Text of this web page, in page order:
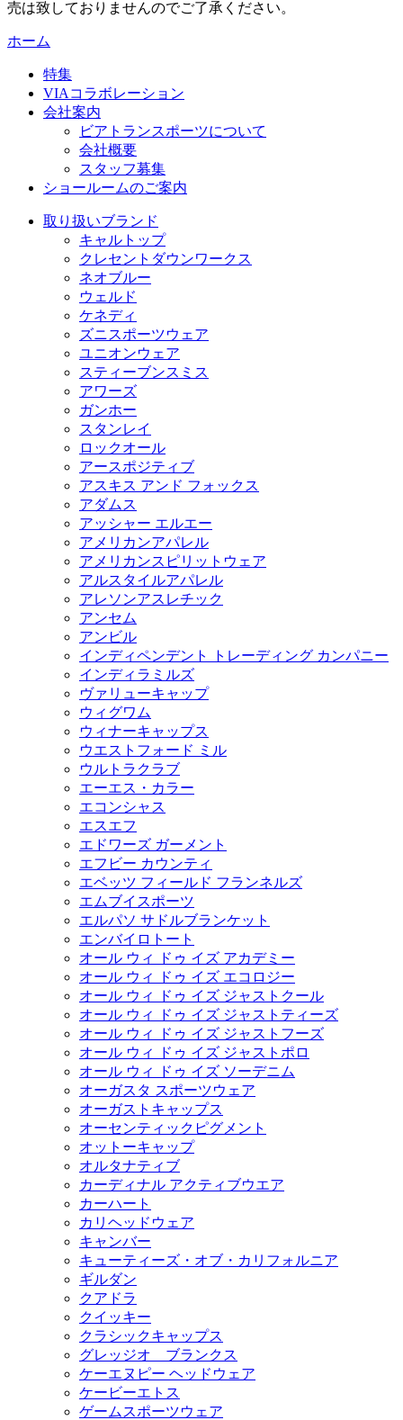
売は致しておりませんのでご了承ください。
ホーム
特集
VIAコラボレーション
会社案内
ビアトランスポーツについて
会社概要
スタッフ募集
ショールームのご案内
取り扱いブランド
キャルトップ
クレセントダウンワークス
ネオブルー
ウェルド
ケネディ
ズニスポーツウェア
ユニオンウェア
スティーブンスミス
アワーズ
ガンホー
スタンレイ
ロックオール
アースポジティブ
アスキス アンド フォックス
アダムス
アッシャー エルエー
アメリカンアパレル
アメリカンスピリットウェア
アルスタイルアパレル
アレソンアスレチック
アンセム
アンビル
インディペンデント トレーディング カンパニー
インディラミルズ
ヴァリューキャップ
ウィグワム
ウィナーキャップス
ウエストフォード ミル
ウルトラクラブ
エーエス・カラー
エコンシャス
エスエフ
エドワーズ ガーメント
エフビー カウンティ
エベッツ フィールド フランネルズ
エムブイスポーツ
エルパソ サドルブランケット
エンバイロトート
オール ウィ ドゥ イズ アカデミー
オール ウィ ドゥ イズ エコロジー
オール ウィ ドゥ イズ ジャストクール
オール ウィ ドゥ イズ ジャストティーズ
オール ウィ ドゥ イズ ジャストフーズ
オール ウィ ドゥ イズ ジャストポロ
オール ウィ ドゥ イズ ソーデニム
オーガスタ スポーツウェア
オーガストキャップス
オーセンティックピグメント
オットーキャップ
オルタナティブ
カーディナル アクティブウエア
カーハート
カリヘッドウェア
キャンバー
キューティーズ・オブ・カリフォルニア
ギルダン
クアドラ
クイッキー
クラシックキャップス
グレッジオ ブランクス
ケーエヌピー ヘッドウェア
ケービーエトス
ゲームスポーツウェア